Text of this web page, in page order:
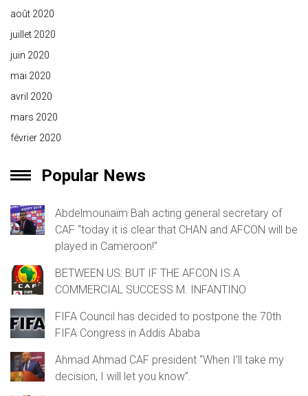
août 2020
juillet 2020
juin 2020
mai 2020
avril 2020
mars 2020
février 2020
Popular News
Abdelmounaïm Bah acting general secretary of
CAF “today it is clear that CHAN and AFCON will be
played in Cameroon!”
BETWEEN US: BUT IF THE AFCON IS A
COMMERCIAL SUCCESS M. INFANTINO
FIFA Council has decided to postpone the 70th
FIFA Congress in Addis Ababa
Ahmad Ahmad CAF president “When I’ll take my
decision, I will let you know”.